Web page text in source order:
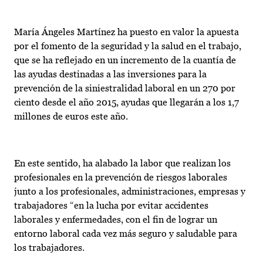
María Ángeles Martínez ha puesto en valor la apuesta
por el fomento de la seguridad y la salud en el trabajo,
que se ha reflejado en un incremento de la cuantía de
las ayudas destinadas a las inversiones para la
prevención de la siniestralidad laboral en un 270 por
ciento desde el año 2015, ayudas que llegarán a los 1,7
millones de euros este año.
En este sentido, ha alabado la labor que realizan los
profesionales en la prevención de riesgos laborales
junto a los profesionales, administraciones, empresas y
trabajadores “en la lucha por evitar accidentes
laborales y enfermedades, con el fin de lograr un
entorno laboral cada vez más seguro y saludable para
los trabajadores.